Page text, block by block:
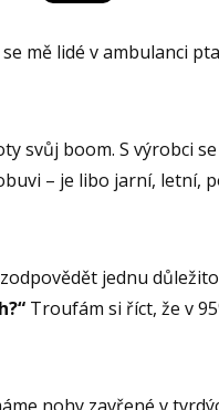
mě lidé v ambulanci
svůj boom. S výrobci
– je libo jarní, letní,
jednu
Troufám si říct, že v